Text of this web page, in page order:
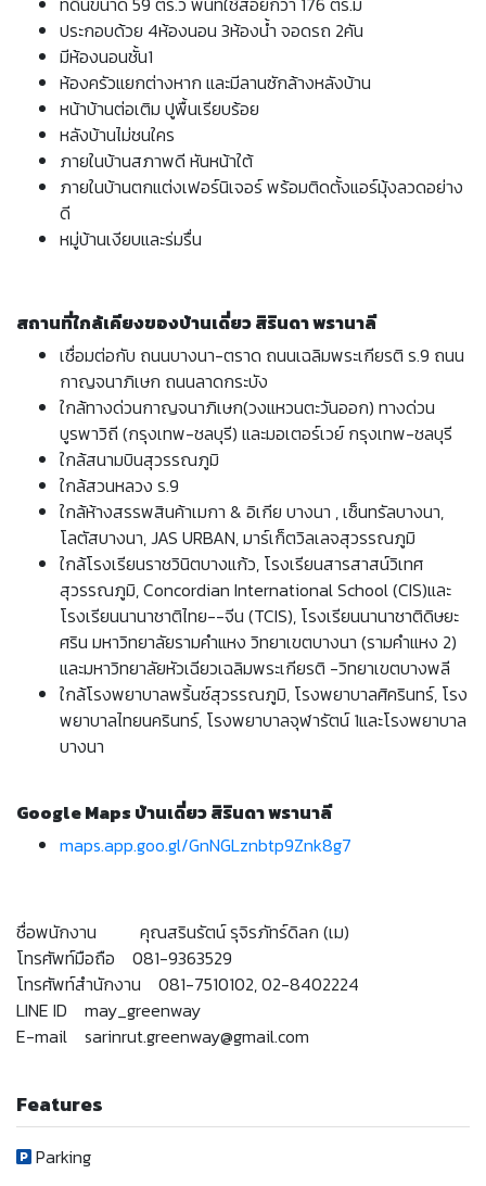
ประกอบด้วย 4ห้องนอน 3ห้องน้ำ จอดรถ 2คัน
มีห้องนอนชั้น1
ห้องครัวแยกต่างหาก และมีลานซักล้างหลังบ้าน
หน้าบ้านต่อเติม ปูพื้นเรียบร้อย
หลังบ้านไม่ชนใคร
ภายในบ้านสภาพดี หันหน้าใต้
ภายในบ้านตกแต่งเฟอร์นิเจอร์ พร้อมติดตั้งแอร์มุ้งลวดอย่าง
ดี
หมู่บ้านเงียบและร่มรื่น
สถานที่ใกล้เคียงของบ้านเดี่ยว สิรินดา พรานาลี
เชื่อมต่อกับ ถนนบางนา-ตราด ถนนเฉลิมพระเกียรติ ร.9 ถนน
กาญจนาภิเษก ถนนลาดกระบัง
ใกล้ทางด่วนกาญจนาภิเษก(วงแหวนตะวันออก) ทางด่วน
บูรพาวิถี (กรุงเทพ-ชลบุรี) และมอเตอร์เวย์ กรุงเทพ-ชลบุรี
ใกล้สนามบินสุวรรณภูมิ
ใกล้สวนหลวง ร.9
ใกล้ห้างสรรพสินค้าเมกา & อิเกีย บางนา , เซ็นทรัลบางนา,
โลตัสบางนา, JAS URBAN, มาร์เก็ตวิลเลจสุวรรณภูมิ
ใกล้โรงเรียนราชวินิตบางแก้ว, โรงเรียนสารสาสน์วิเทศ
สุวรรณภูมิ, Concordian International School (CIS)และ
โรงเรียนนานาชาติไทย--จีน (TCIS), โรงเรียนนานาชาติดิษยะ
ศริน มหาวิทยาลัยรามคำแหง วิทยาเขตบางนา (รามคำแหง 2)
และมหาวิทยาลัยหัวเฉียวเฉลิมพระเกียรติ -วิทยาเขตบางพลี
ใกล้โรงพยาบาลพริ้นซ์สุวรรณภูมิ, โรงพยาบาลศิครินทร์, โรง
พยาบาลไทยนครินทร์, โรงพยาบาลจุฬารัตน์ 1และโรงพยาบาล
บางนา
Google Maps บ้านเดี่ยว สิรินดา พรานาลี
maps.app.goo.gl/GnNGLznbtp9Znk8g7
ชื่อพนักงาน คุณสรินรัตน์ รุจิรภัทร์ดิลก (เม)
โทรศัพท์มือถือ 081-9363529
โทรศัพท์สำนักงาน 081-7510102, 02-8402224
LINE ID may_greenway
E-mail sarinrut.greenway@gmail.com
Features
Parking